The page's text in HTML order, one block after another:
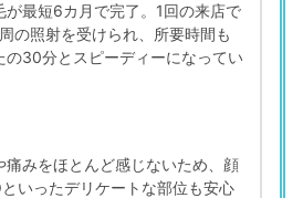
が最短6カ月で完了。1回の来店で
の照射を受けられ、所要時間も
の30分とスピーディーになってい
痛みをほとんど感じないため、顔
いったデリケートな部位も安心